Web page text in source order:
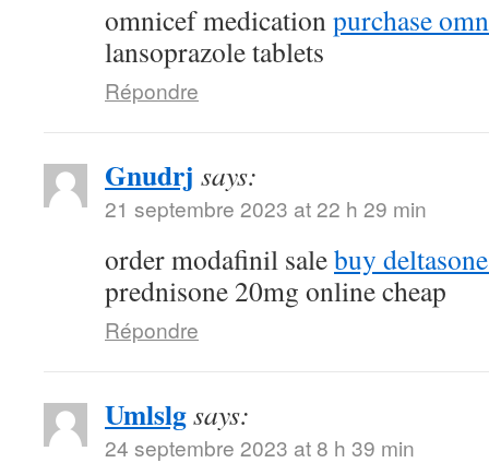
omnicef medicationpurchase
lansoprazole tablets
Répondre
Gnudrj says:
21 septembre 2023 at 22 h 29 min
order modafinil salebuy
prednisone 20mg online cheap
Répondre
Umlslgsays:
24 septembre 2023 at 8 h 39 min